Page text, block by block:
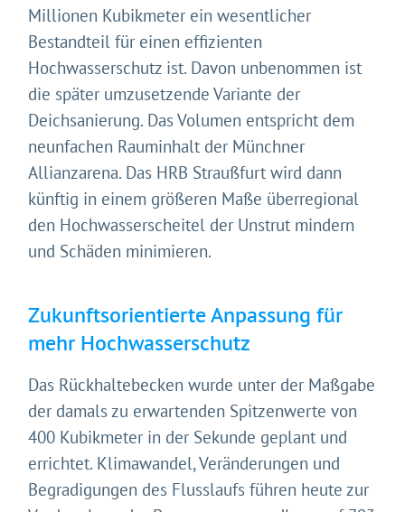
Millionen Kubikmeter ein wesentlicher
Bestandteil für einen effizienten
Hochwasserschutz ist. Davon unbenommen ist
die später umzusetzende Variante der
Deichsanierung. Das Volumen entspricht dem
neunfachen Rauminhalt der Münchner
Allianzarena. Das HRB Straußfurt wird dann
künftig in einem größeren Maße überregional
den Hochwasserscheitel der Unstrut mindern
und Schäden minimieren.
Zukunftsorientierte Anpassung für
mehr Hochwasserschutz
Das Rückhaltebecken wurde unter der Maßgabe
der damals zu erwartenden Spitzenwerte von
400 Kubikmeter in der Sekunde geplant und
errichtet. Klimawandel, Veränderungen und
Begradigungen des Flusslaufs führen heute zur